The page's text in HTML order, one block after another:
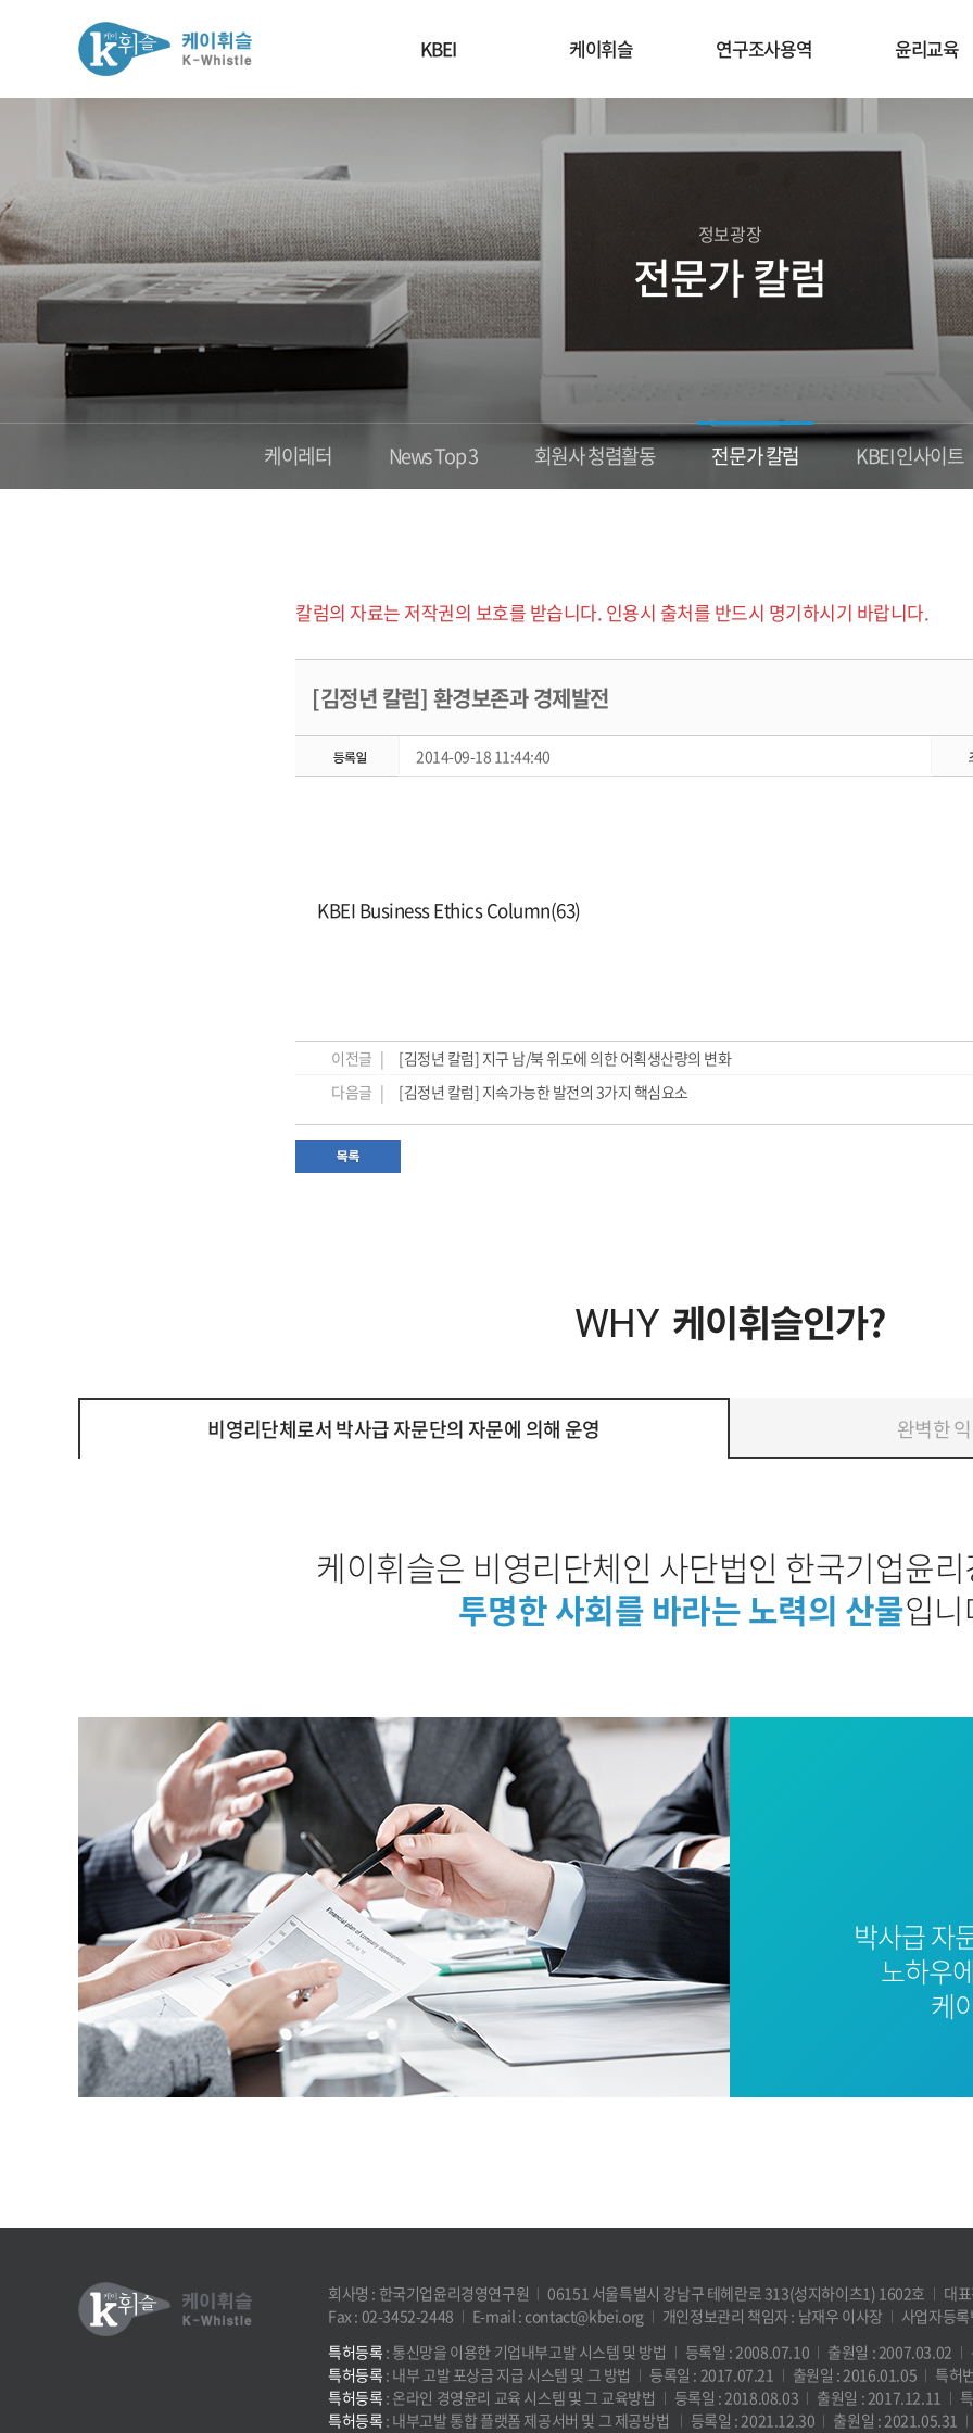
KBEI 케이휘슬 연구조사용역 윤리교육
정보광장
전문가 칼럼
케이레터 News Top 3 회원사 청렴활동 전문가 칼럼 KBEI 인사이트
칼럼의 자료는 저작권의 보호를 받습니다. 인용시 출처를 반드시 명기하시기 바랍니다.
[김정년 칼럼] 환경보존과 경제발전
2014-09-18 11:44:40
KBEI Business Ethics Column(63)
이전글 |
[김정년 칼럼] 지구 남/북 위도에 의한 어획생산량의 변화
다음글 |
[김정년 칼럼] 지속가능한 발전의 3가지 핵심요소
WHY 케이휘슬인가?
비영리단체로서 박사급 자문단의 자문에 의해 운영 완벽한
케이휘슬은 비영리단체인 사단법인 한국기업윤
투명한 사회를 바라는 노력의 산물입
박사급 자
노하우
케
회사명 : 한국기업윤리경영연구원 06151 서울특별시 강남구 테헤란로 313(성지하이츠1) 1602호
대
Fax : 02-3452-2448
E-mail : contact@kbei.org 개인정보관리 책임자 : 남재우 이사장
사업자등
특허등록 : 통신망을 이용한 기업내부고발 시스템 및 방법 등록일 : 2008.07.10 출원일 : 2007.03.02
특허등록 : 내부 고발 포상금 지급 시스템 및 그 방법 등록일 : 2017.07.21 출원일 : 2016.01.05
특허
특허등록 : 온라인 경영윤리 교육 시스템 및 그 교육방법 등록일 : 2018.08.03 출원일 : 2017.12.11
특허등록 : 내부고발 통합 플랫폼 제공서버 및 그 제공방법 등록일 : 2021.12.30 출원일 : 2021.05.31